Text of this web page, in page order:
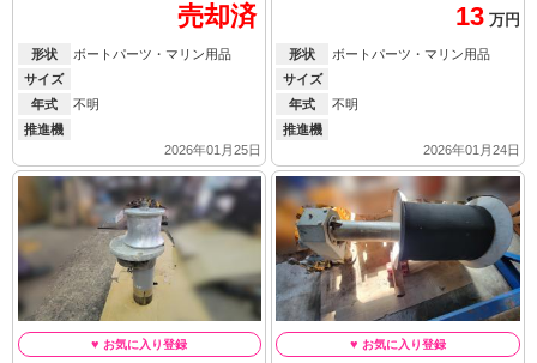
売却済
形状
ボートパーツ・マリン用品
サイズ
年式
不明
推進機
2026年01月25日
13 万円
形状
ボートパーツ・マリン用品
サイズ
年式
不明
推進機
2026年01月24日